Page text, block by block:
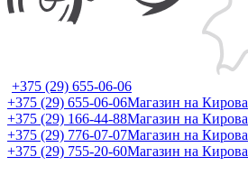
+375 (29) 655-06-06
+375 (29) 655-06-06Магазин на Кирова
+375 (29) 166-44-88Магазин на Кирова
+375 (29) 776-07-07Магазин на Кирова
+375 (29) 755-20-60Магазин на Кирова